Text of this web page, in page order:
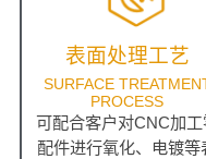
表面处理工艺
SURFACE
PROCESS
可配合客户对CNC加工
配件进行氧化、电镀等